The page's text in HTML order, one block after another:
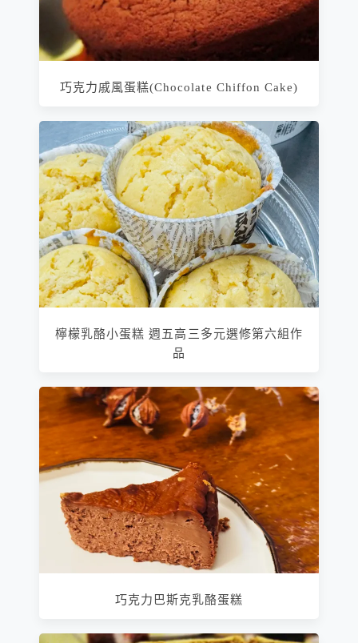
巧克力戚風蛋糕(Chocolate Chiffon Cake)
檸檬乳酪小蛋糕 週五高三多元選修第六組作
品
巧克力巴斯克乳酪蛋糕